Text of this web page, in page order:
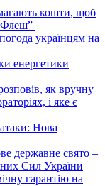
кошти, щоб
українцям на
енергетики
як вручну
і яке є
Нова
державне свято –
Сил України
гарантію на